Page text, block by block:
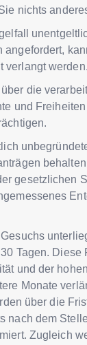
nichts
angefordert,
verlangt werden.
die
und
gesetzlichen
Tagen. Diese
und der
Monate
über die
nach dem
Zugleich